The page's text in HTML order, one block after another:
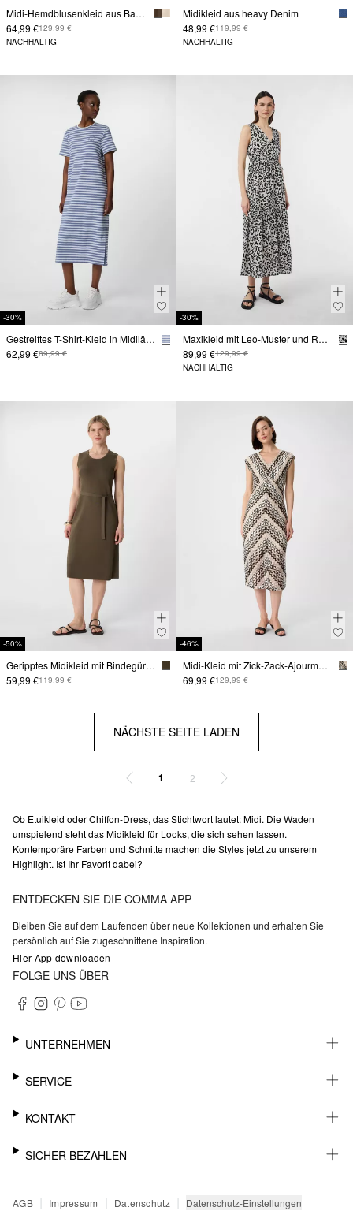
Midi-Hemdblusenkleid aus Baumwollsatin
64,99 €129,99 €
NACHHALTIG
Midikleid aus heavy Denim
48,99 €119,99 €
NACHHALTIG
-30%
Gestreiftes T-Shirt-Kleid in Midilänge
62,99 €89,99 €
-30%
Maxikleid mit Leo-Muster und Raff-Details
89,99 €129,99 €
NACHHALTIG
-50%
Geripptes Midikleid mit Bindegürtel
59,99 €119,99 €
-46%
Midi-Kleid mit Zick-Zack-Ajourmuster
69,99 €129,99 €
NÄCHSTE SEITE LADEN
1 2
Ob Etuikleid oder Chiffon-Dress, das Stichtwort lautet: Midi. Die Waden
umspielend steht das Midikleid für Looks, die sich sehen lassen.
Kontemporäre Farben und Schnitte machen die Styles jetzt zu unserem
Highlight. Ist Ihr Favorit dabei?
ENTDECKEN SIE DIE COMMA APP
Bleiben Sie auf dem Laufenden über neue Kollektionen und erhalten Sie
persönlich auf Sie zugeschnittene Inspiration.
Hier App downloaden
FOLGE UNS ÜBER
UNTERNEHMEN
KARRIERE
BARRIEREFREIHEIT
SERVICE
WHATSAPP
MEIN KONTO
SENDUNGSVERFOLGUNG
KONTAKT
SUPPORT
SICHER BEZAHLEN
PAYPAL
AGB | Impressum | Datenschutz | Datenschutz-Einstellungen